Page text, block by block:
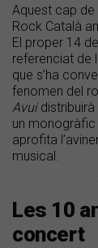
Aquest cap
Rock Català
El proper 14
referenciat de
que s’ha
fenomen del
Avuidistribuirà
un monogràfic
aprofita
musical.
Les 10
concert